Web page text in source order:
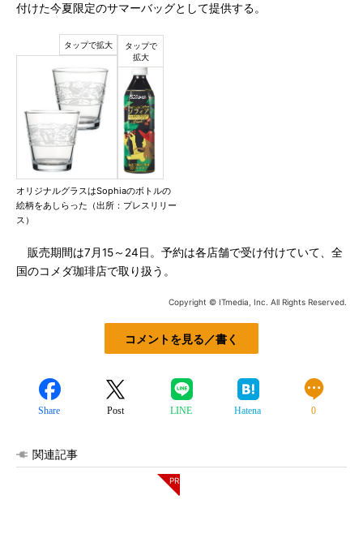
付けた今夏限定のサマーバッグとして提供する。
オリジナルグラスはSophiaのボトルの
絵柄をあしらった（出所：プレスリリー
ス）
販売期間は7月15～24日。予約は各店舗で受け付けていて、全
国のコメダ珈琲店で取り扱う。
Copyright © ITmedia, Inc. All Rights Reserved.
コメントを見る／書く
Share Post LINE Hatena 0
関連記事